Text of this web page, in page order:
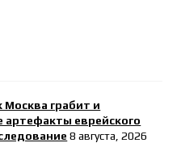
Москва грабит и
артефакты еврейского
8 августа, 2026